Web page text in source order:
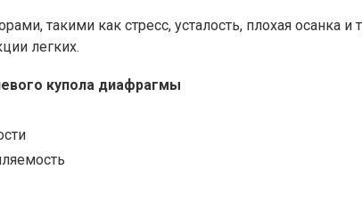
такими как стресс, усталость, плохая осанка
легких.
купола диафрагмы